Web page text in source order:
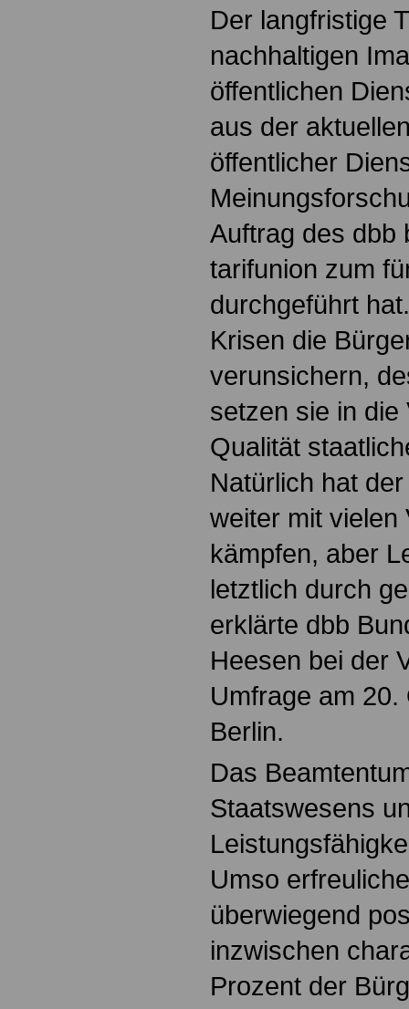
Der langfristige
nachhaltigen
öffentlichen
aus der
öffentlicher
Auftrag des dbb
tarifunion zum
durchgeführt
Krisen die
verunsichern,
setzen sie in die
Qualität
Natürlich hat
weiter mit vielen
kämpfen, aber
letztlich durch
erklärte dbb
Heesen bei der
Umfrage am
Berlin.
Das
Staatswesens
Umso
überwiegend
inzwischen
Prozent der